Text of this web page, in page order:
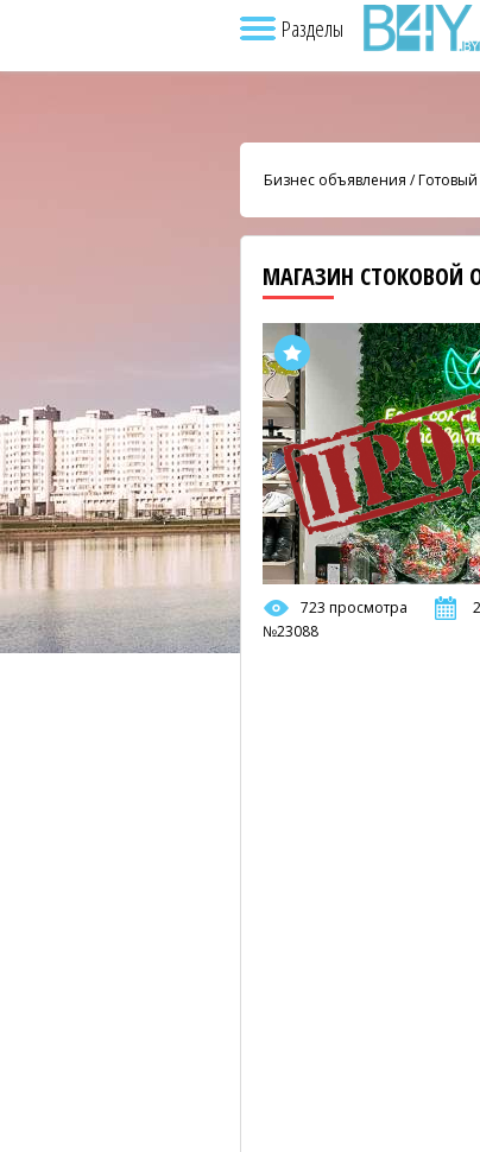
Разделы
Бизнес объявления /
МАГАЗИН СТОКОВОЙ
723 просмотра
№23088